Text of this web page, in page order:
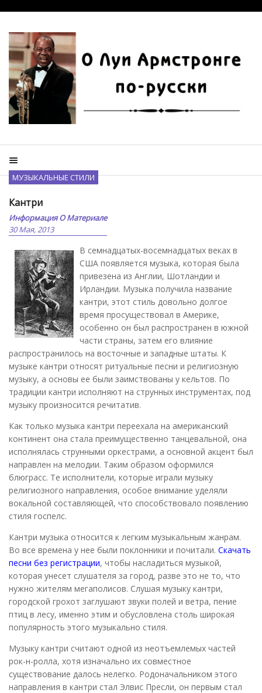
МУЗЫКАЛЬНЫЕ СТИЛИ
Кантри
Информация О Материале
30 Мая, 2013
В семнадцатых-восемнадцатых веках в
США появляется музыка, которая была
привезена из Англии, Шотландии и
Ирландии. Музыка получила название
кантри, этот стиль довольно долгое
время просуществовал в Америке,
особенно он был распространен в южной
части страны, затем его влияние
распространилось на восточные и западные штаты. К
музыке кантри относят ритуальные песни и религиозную
музыку, а основы ее были заимствованы у кельтов. По
традиции кантри исполняют на струнных инструментах, под
музыку произносится речитатив.
Как только музыка кантри переехала на американский
континент она стала преимущественно танцевальной, она
исполнялась струнными оркестрами, а основной акцент был
направлен на мелодии. Таким образом оформился
блюграсс. Те исполнители, которые играли музыку
религиозного направления, особое внимание уделяли
вокальной составляющей, что способствовало появлению
стиля госпелс.
Кантри музыка относится к легким музыкальным жанрам.
Во все времена у нее были поклонники и почитали. Скачать
песни без регистрации, чтобы насладиться музыкой,
которая унесет слушателя за город, разве это не то, что
нужно жителям мегаполисов. Слушая музыку кантри,
городской грохот заглушают звуки полей и ветра, пение
птиц в лесу, именно этим и обусловлена столь широкая
популярность этого музыкально стиля.
Музыку кантри считают одной из неотъемлемых частей
рок-н-ролла, хотя изначально их совместное
существование далось нелегко. Родоначальником этого
направления в кантри стал Элвис Пресли, он первым стал